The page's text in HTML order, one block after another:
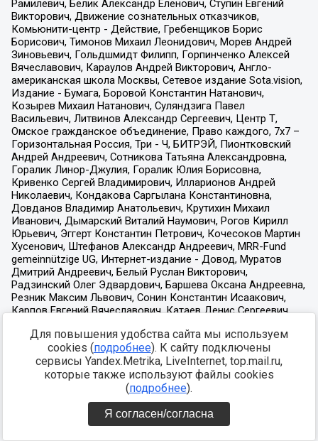
Для повышения удобства сайта мы используем
cookies (подробнее). К сайту подключены
сервисы Yandex.Metrika, LiveInternet, top.mail.ru,
которые также используют файлы cookies
(подробнее).
Я согласен/согласна